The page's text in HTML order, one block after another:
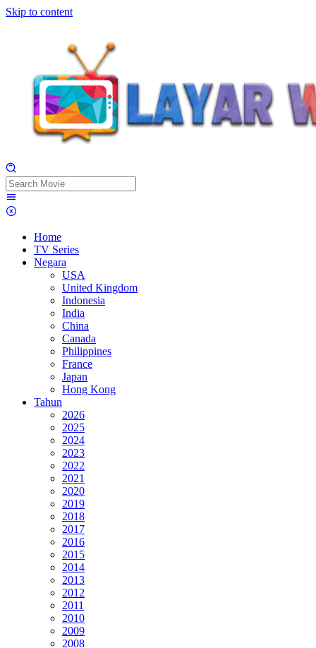
Skip to content
Home
TV Series
Negara
USA
United Kingdom
Indonesia
India
China
Canada
Philippines
France
Japan
Hong Kong
Tahun
2026
2025
2024
2023
2022
2021
2020
2019
2018
2017
2016
2015
2014
2013
2012
2011
2010
2009
2008